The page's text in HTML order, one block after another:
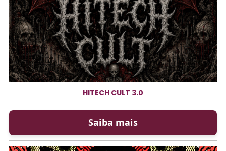
HITECH CULT 3.0
Saiba mais